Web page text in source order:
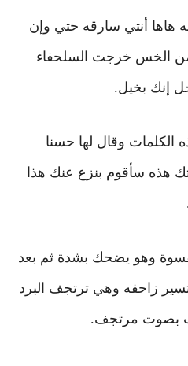
هاها أنتي سارقه حتي وإن
الخس خرجت السلحفاء
إنك بخيل.
وقال لها حسنا
هذه سأقوم بنزع عنك هذا
وهو يضحك بشدة ثم بعد
زاحفه وهي ترتجف البرد
بصوت مرتجف.